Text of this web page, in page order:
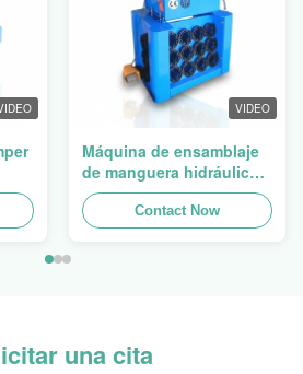
la
VIDEO
Máquina de ensamblaje
de manguera hidráulica
Máquina de encrucijado
de manguera manguera
prensa Finn Power
Contact Now
una cita